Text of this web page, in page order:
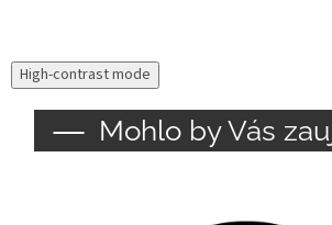
High-contrast mode
Mohlo by Vás